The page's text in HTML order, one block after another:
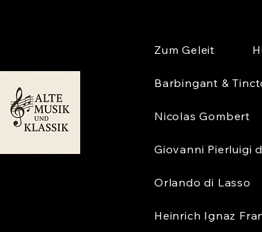
Zum Geleit
Barbingant &
Nicolas Gombert
Giovanni Pierluigi
Orlando di Lasso
Heinrich Ignaz